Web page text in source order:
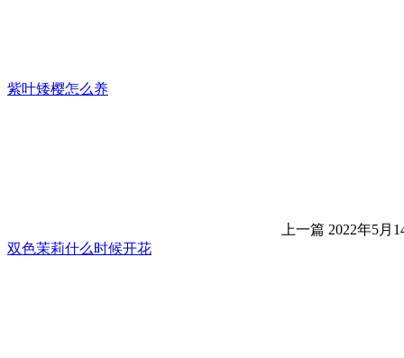
紫叶矮樱怎么养
上一篇 2022年5月
双色茉莉什么时候开花